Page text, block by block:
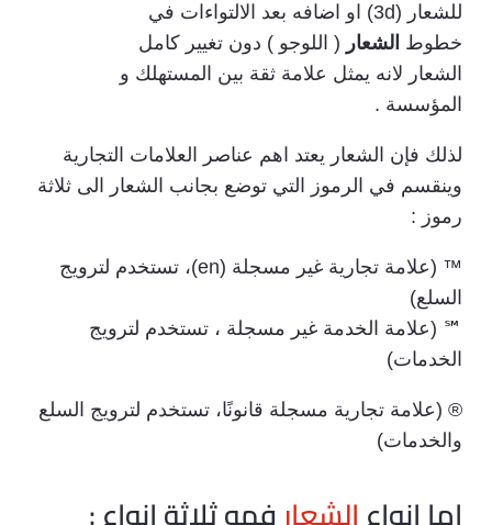
للشعار (3d) او اضافه بعد الالتواءات في
خطوط الشعار ( اللوجو ) دون تغيير كامل
الشعار لانه يمثل علامة ثقة بين المستهلك و
المؤسسة .
لذلك فإن الشعار يعتد اهم عناصر العلامات التجارية
وينقسم في الرموز التي توضع بجانب الشعار الى ثلاثة
رموز :
™ (علامة تجارية غير مسجلة ‏(en)‏، تستخدم لترويج
السلع)
℠ (علامة الخدمة غير مسجلة ، تستخدم لترويج
الخدمات)
® (علامة تجارية مسجلة قانونًا، تستخدم لترويج السلع
والخدمات)